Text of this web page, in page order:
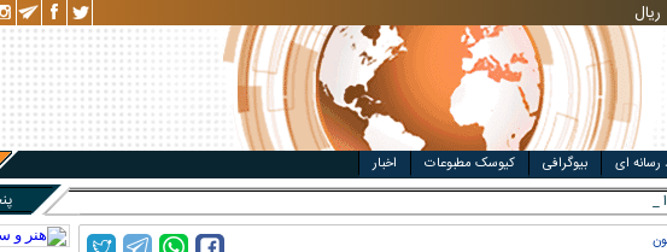
خودرو
ریال
رسانه ای بیوگرافی کیوسک مطبوعات اخبار
و امید _